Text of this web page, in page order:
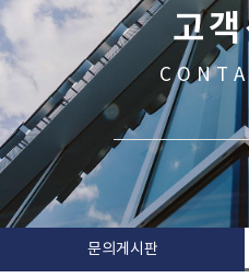
고
문의게시판